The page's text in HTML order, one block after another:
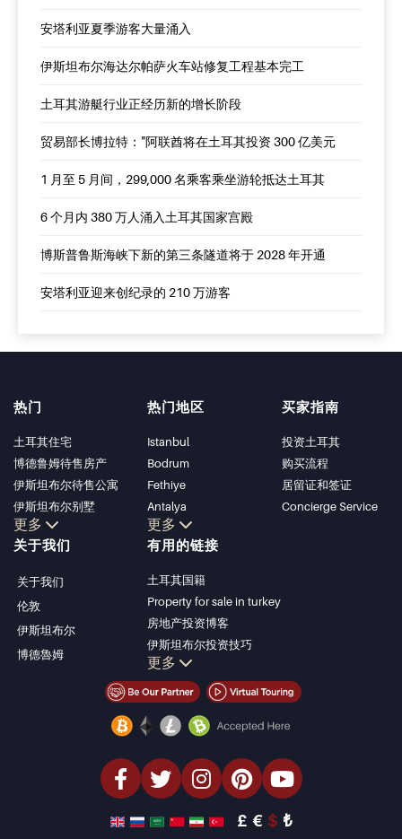
安塔利亚夏季游客大量涌入
伊斯坦布尔海达尔帕萨火车站修复工程基本完工
土耳其游艇行业正经历新的增长阶段
贸易部长博拉特："阿联酋将在土耳其投资 300 亿美元
1 月至 5 月间，299,000 名乘客乘坐游轮抵达土耳其
6 个月内 380 万人涌入土耳其国家宫殿
博斯普鲁斯海峡下新的第三条隧道将于 2028 年开通
安塔利亚迎来创纪录的 210 万游客
热门
土耳其住宅
博德鲁姆待售房产
伊斯坦布尔待售公寓
伊斯坦布尔别墅
博德鲁姆别墅
安塔利亚待售公寓
更多
热门地区
Istanbul
Bodrum
Fethiye
Antalya
Kalkan
Alanya
Kemer
Dalyan
Izmir
Belek
更多
买家指南
投资土耳其
购买流程
居留证和签证
Concierge Service
关于我们
关于我们
伦敦
伊斯坦布尔
博德魯姆
有用的链接
土耳其国籍
Property for sale in turkey
房地产投资博客
伊斯坦布尔投资技巧
土耳其房产投资
伊斯坦布尔投资型房产
经济型房产
豪华房产
投资型房产
设计与建造
更多
£ € $ ₺